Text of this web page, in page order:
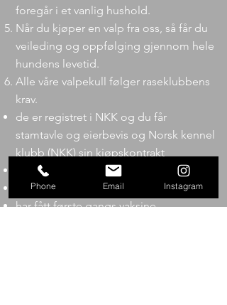
foregår i et vanlig hushold.
Når du kjøper en valp fra oss, så får du
veileding og oppfølging gjennom hele
hundens levetid.
Alle våre valpekull følger raseklubbens
krav.
de er registret i NKK og du får
stamtavle og eierbevis og Norsk kennel
klubb (NKK) sin kjøpskontrakt
valpene er micro chipet
har en helseattest
har fått første gangs vaksine
Phone Email Instagram